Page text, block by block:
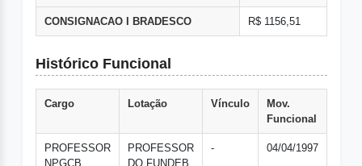
CONSIGNACAO I BRADESCO R$ 1156,51
Histórico Funcional
Cargo Lotação Vínculo
Mov.
Funcional
PROFESSOR
NPGCB
PROFESSOR
DO FUNDEB
- 04/04/1997